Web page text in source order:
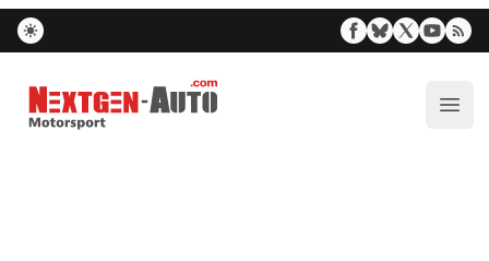
Nextgen-Auto.com